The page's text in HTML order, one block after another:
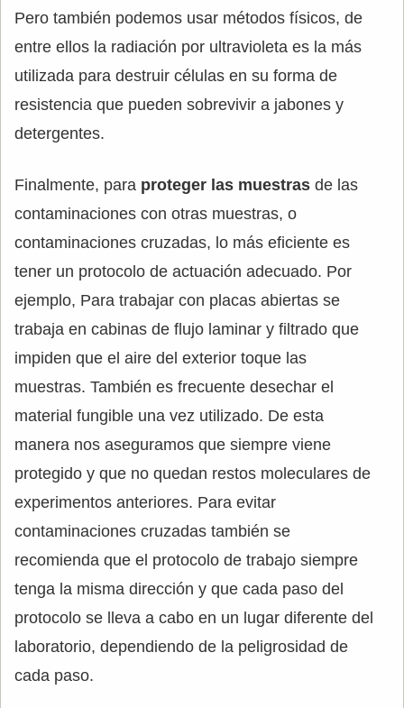
Pero también podemos usar métodos físicos, de
entre ellos la radiación por ultravioleta es la más
utilizada para destruir células en su forma de
resistencia que pueden sobrevivir a jabones y
detergentes.
Finalmente, para proteger las muestras de las
contaminaciones con otras muestras, o
contaminaciones cruzadas, lo más eficiente es
tener un protocolo de actuación adecuado. Por
ejemplo, Para trabajar con placas abiertas se
trabaja en cabinas de flujo laminar y filtrado que
impiden que el aire del exterior toque las
muestras. También es frecuente desechar el
material fungible una vez utilizado. De esta
manera nos aseguramos que siempre viene
protegido y que no quedan restos moleculares de
experimentos anteriores. Para evitar
contaminaciones cruzadas también se
recomienda que el protocolo de trabajo siempre
tenga la misma dirección y que cada paso del
protocolo se lleva a cabo en un lugar diferente del
laboratorio, dependiendo de la peligrosidad de
cada paso.